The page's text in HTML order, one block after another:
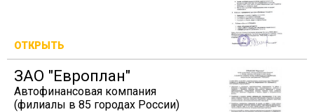
ОТКРЫТЬ
ЗАО "Европлан"
Автофинансовая компания
(филиалы в 85 городах России)